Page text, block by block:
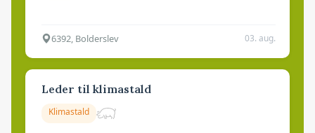
6392, Bolderslev 03. aug.
Leder til klimastald
Klimastald